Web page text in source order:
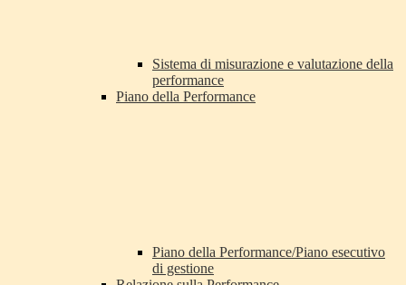
Sistema di misurazione e valutazione della
performance
Piano della Performance
Piano della Performance/Piano esecutivo
di gestione